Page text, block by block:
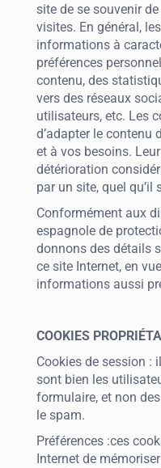
site de se souvenir
visites. En général,
informations à
préférences
contenu, des
vers des réseaux
utilisateurs, etc. Les
d’adapter le contenu
et à vos besoins.
détérioration
par un site, quel qu’il
Conformément aux
espagnole de
donnons des détails
ce site Internet, en
informations aussi
COOKIES
Cookies de session :
sont bien les
formulaire, et non
le spam.
Préférences :ces
Internet de